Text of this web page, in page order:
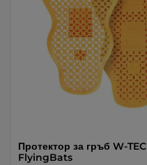
Протектор за гръб W-TEC
FlyingBats